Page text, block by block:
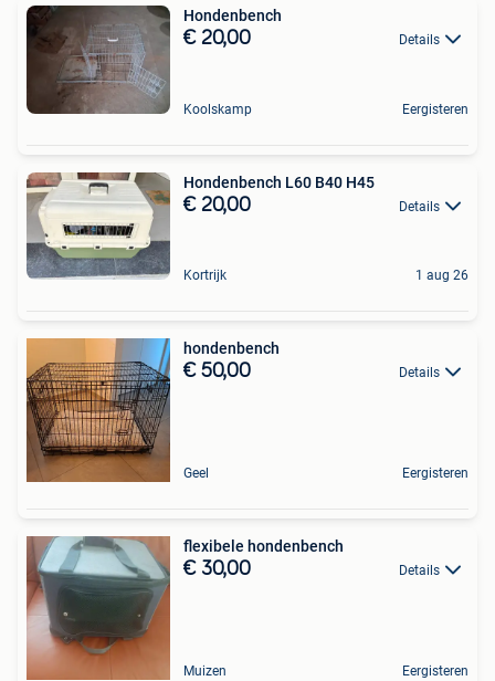
Hondenbench
€ 20,00 Details
Koolskamp Eergisteren
Hondenbench L60 B40 H45
€ 20,00 Details
Kortrijk 1 aug 26
hondenbench
€ 50,00 Details
Geel Eergisteren
flexibele hondenbench
€ 30,00 Details
Muizen Eergisteren